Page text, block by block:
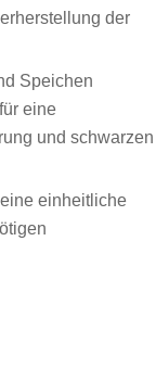
der
Speichen
eine
und schwarzen
einheitliche